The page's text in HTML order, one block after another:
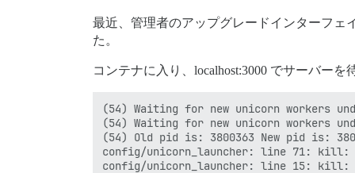
最近、管理者のアップグレードインターフェ
た。
コンテナに入り、localhost:3000 でサーバー
(54) Waiting for new unicorn workers
(54) Waiting for new unicorn workers
(54) Old pid is: 3800363 New pid is:
config/unicorn_launcher: line 71: kill:
config/unicorn_launcher: line 15: kill: